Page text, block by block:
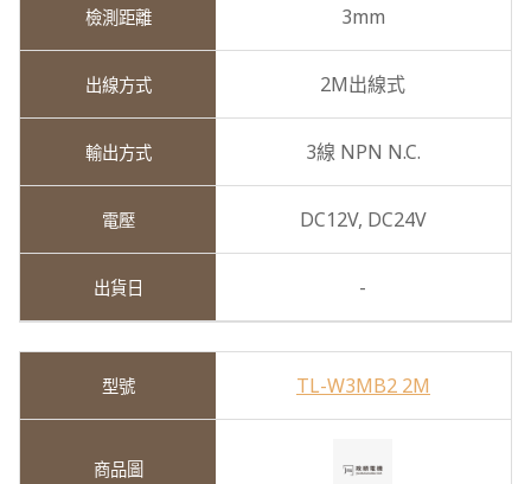
3mm
2M出線式
3線 NPN N.C.
DC12V, DC24V
-
TL-W3MB2 2M